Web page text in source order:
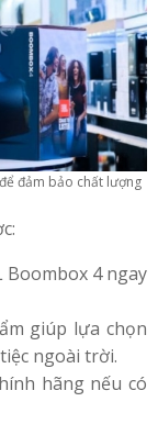
đảm bảo chất lượng
Boombox 4 ngay
giúp lựa chọn
ngoài trời.
hãng nếu có